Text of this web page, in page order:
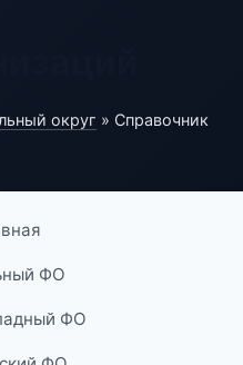
округ » Справочник
ФО
ФО